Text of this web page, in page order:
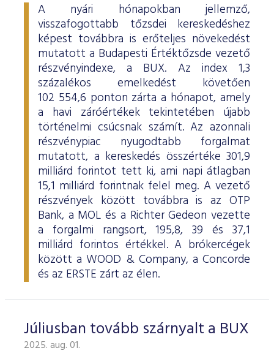
A nyári hónapokban jellemző,
visszafogottabb tőzsdei kereskedéshez
képest továbbra is erőteljes növekedést
mutatott a Budapesti Értéktőzsde vezető
részvényindexe, a BUX. Az index 1,3
százalékos emelkedést követően
102 554,6 ponton zárta a hónapot, amely
a havi záróértékek tekintetében újabb
történelmi csúcsnak számít. Az azonnali
részvénypiac nyugodtabb forgalmat
mutatott, a kereskedés összértéke 301,9
milliárd forintot tett ki, ami napi átlagban
15,1 milliárd forintnak felel meg. A vezető
részvények között továbbra is az OTP
Bank, a MOL és a Richter Gedeon vezette
a forgalmi rangsort, 195,8, 39 és 37,1
milliárd forintos értékkel. A brókercégek
között a WOOD & Company, a Concorde
és az ERSTE zárt az élen.
Júliusban tovább szárnyalt a BUX
2025. aug. 01.